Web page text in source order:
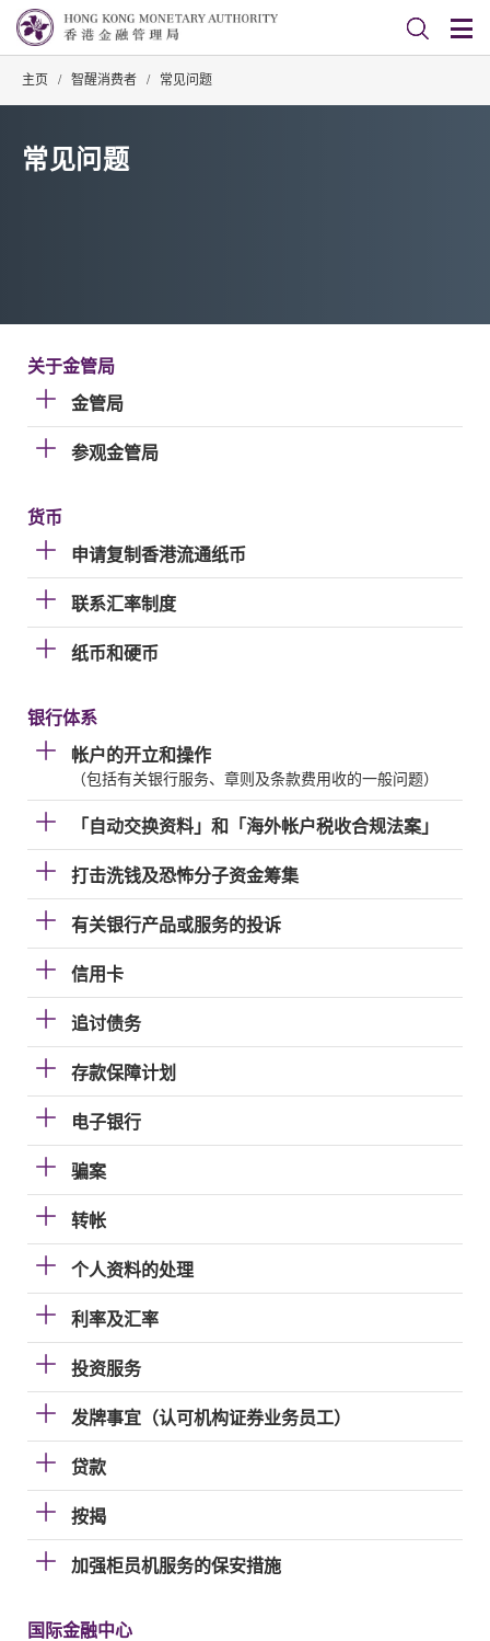
主页 / 智醒消费者 / 常见问题
常见问题
关于金管局
金管局
参观金管局
货币
申请复制香港流通纸币
联系汇率制度
纸币和硬币
银行体系
帐户的开立和操作
（包括有关银行服务、章则及条款费用收的一般问题）
「自动交换资料」和「海外帐户税收合规法案」
打击洗钱及恐怖分子资金筹集
有关银行产品或服务的投诉
信用卡
追讨债务
存款保障计划
电子银行
骗案
转帐
个人资料的处理
利率及汇率
投资服务
发牌事宜（认可机构证券业务员工）
贷款
按揭
加强柜员机服务的保安措施
国际金融中心